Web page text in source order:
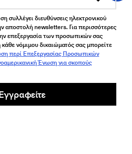
συλλέγει διευθύνσεις ηλεκτρονικού
αποστολή newsletters. Για περισσότερες
επεξεργασία των προσωπικών σας
νόμιμου δικαιώματός σας μπορείτε
περί Επεξεργασίας Προσωπικών
Ένωση για σκοπούς